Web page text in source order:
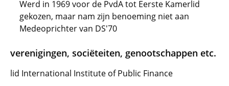
Werd in 1969 voor de PvdA tot Eerste Kamerlid
gekozen, maar nam zijn benoeming niet aan
Medeoprichter van DS'70
verenigingen, sociëteiten, genootschappen etc.
lid International Institute of Public Finance